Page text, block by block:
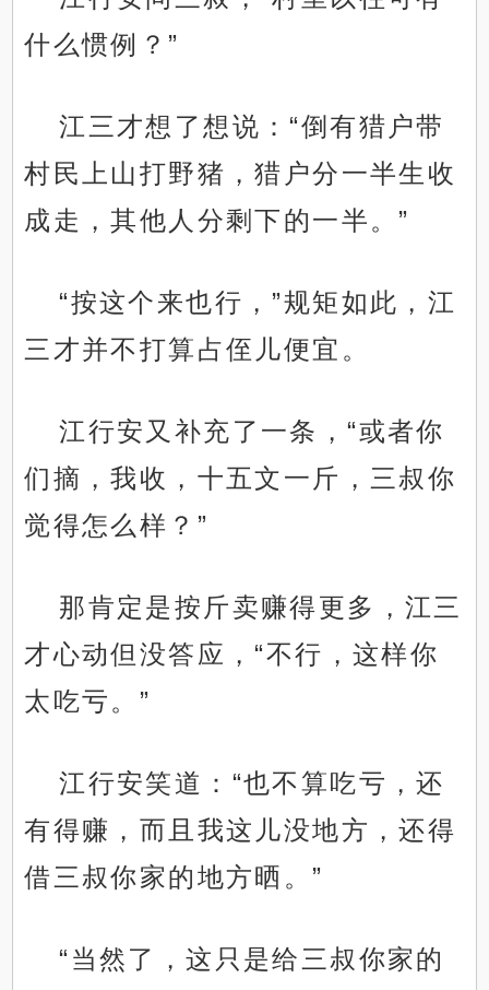
什么惯例？”
江三才想了想说：“倒有猎户带
村民上山打野猪，猎户分一半生收
成走，其他人分剩下的一半。”
“按这个来也行，”规矩如此，江
三才并不打算占侄儿便宜。
江行安又补充了一条，“或者你
们摘，我收，十五文一斤，三叔你
觉得怎么样？”
那肯定是按斤卖赚得更多，江三
才心动但没答应，“不行，这样你
太吃亏。”
江行安笑道：“也不算吃亏，还
有得赚，而且我这儿没地方，还得
借三叔你家的地方晒。”
“当然了，这只是给三叔你家的